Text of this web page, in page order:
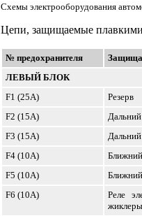
Схемы электрооборудования
Цепи, защищаемые
№ предохранителя
ЛЕВЫЙ БЛОК
F1 (25А)
Резерв
F2 (15А)
F3 (15А)
Дальний
F4 (10А)
F5 (10А)
F6 (10А)
Реле